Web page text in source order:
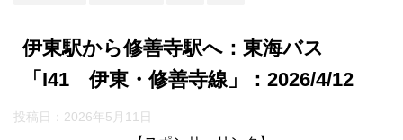
伊東駅から修善寺駅へ：東海バス
「I41 伊東・修善寺線」：2026/4/12
投稿日： 2026年5月11日